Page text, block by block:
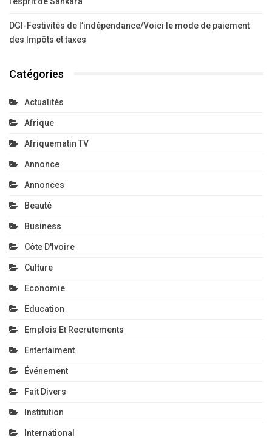
DGI-Festivités de l’indépendance/Voici le mode de paiement
des Impôts et taxes
Catégories
Actualités
Afrique
Afriquematin TV
Annonce
Annonces
Beauté
Business
Côte D'Ivoire
Culture
Economie
Education
Emplois Et Recrutements
Entertaiment
Événement
Fait Divers
Institution
International